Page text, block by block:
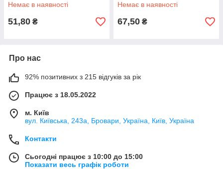
Немає в наявності
51,80 ₴
Немає в наявності
67,50 ₴
Про нас
92% позитивних з 215 відгуків за рік
Працює з 18.05.2022
м. Київ
вул. Київська, 243а, Бровари, Україна, Київ, Україна
Контакти
Сьогодні працює з 10:00 до 15:00
Показати весь графік роботи